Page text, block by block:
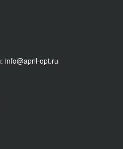
info@april-opt.ru